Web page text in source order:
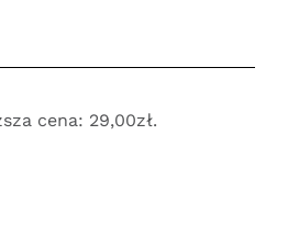
cena: 29,00zł.